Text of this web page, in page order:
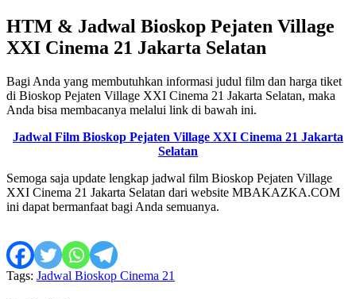
HTM & Jadwal Bioskop Pejaten Village
XXI Cinema 21 Jakarta Selatan
Bagi Anda yang membutuhkan informasi judul film dan harga tiket
di Bioskop Pejaten Village XXI Cinema 21 Jakarta Selatan, maka
Anda bisa membacanya melalui link di bawah ini.
Jadwal Film Bioskop Pejaten Village XXI Cinema 21 Jakarta
Selatan
Semoga saja update lengkap jadwal film Bioskop Pejaten Village
XXI Cinema 21 Jakarta Selatan dari website MBAKAZKA.COM
ini dapat bermanfaat bagi Anda semuanya.
Tags: Jadwal Bioskop Cinema 21